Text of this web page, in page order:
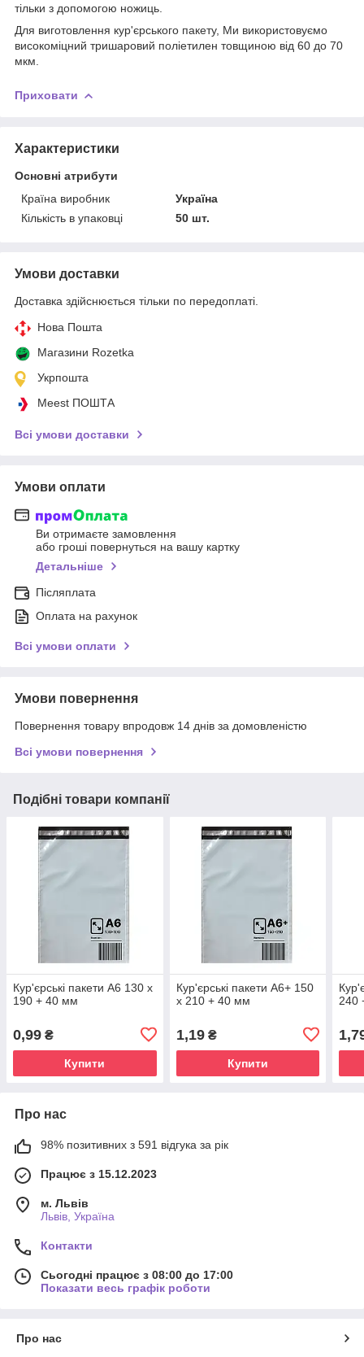
тільки з допомогою ножиць.
Для виготовлення кур'єрського пакету, Ми використовуємо
високоміцний тришаровий поліетилен товщиною від 60 до 70
мкм.
Приховати
Характеристики
Основні атрибути
Країна виробник
Україна
Кількість в упаковці
50 шт.
Умови доставки
Доставка здійснюється тільки по передоплаті.
Нова Пошта
Магазини Rozetka
Укрпошта
Meest ПОШТА
Всі умови доставки
Умови оплати
Ви отримаєте замовлення
або гроші повернуться на вашу картку
Детальніше
Післяплата
Оплата на рахунок
Всі умови оплати
Умови повернення
Повернення товару впродовж 14 днів за домовленістю
Всі умови повернення
Подібні товари компанії
Кур'єрські пакети А6 130 х
190 + 40 мм
0,99 ₴
Купити
Кур'єрські пакети А6+ 150
х 210 + 40 мм
1,19₴
Купити
240
Про нас
98% позитивних з 591 відгука за рік
Працює з 15.12.2023
м. Львів
Львів, Україна
Контакти
Сьогодні працює з 08:00 до 17:00
Показати весь графік роботи
Про нас